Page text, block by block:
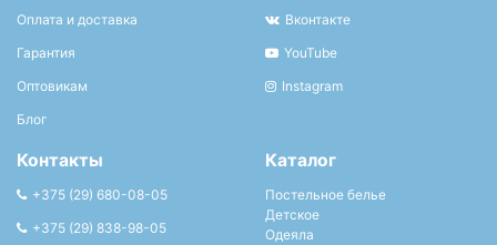
Оплата и доставка
Гарантия
Оптовикам
Блог
Вконтакте
YouTube
Instagram
Контакты
+375 (29) 680-08-05
+375 (29) 838-98-05
Каталог
Постельное белье
Детское
Одеяла